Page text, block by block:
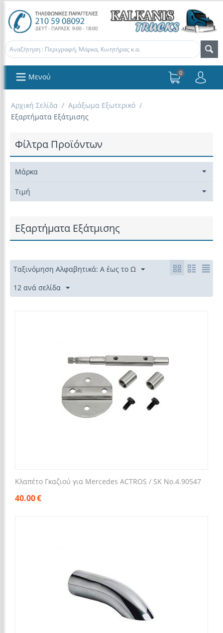
Μενού 0
Αρχική Σελίδα / Αμάξωμα Εξωτερικό /
Εξαρτήματα Εξάτμισης
Φίλτρα Προϊόντων
Μάρκα
Τιμή
Εξαρτήματα Εξάτμισης
Ταξινόμηση Αλφαβητικά: Α έως το Ω
12 ανά σελίδα
Κλαπέτο Γκαζιού για Mercedes ACTROS / SK Νο.4.90547
40.00€